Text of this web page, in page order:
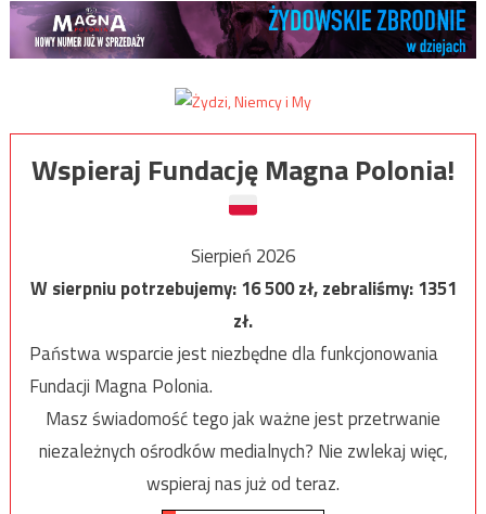
Wspieraj Fundację Magna Polonia!
Sierpień 2026
W sierpniu potrzebujemy:16 500zł, zebraliśmy:1351
zł.
Państwa wsparcie jest niezbędne dla funkcjonowania
Fundacji Magna Polonia.
Masz świadomość tego jak ważne jest przetrwanie
niezależnych ośrodków medialnych? Nie zwlekaj więc,
wspieraj nas już od teraz.